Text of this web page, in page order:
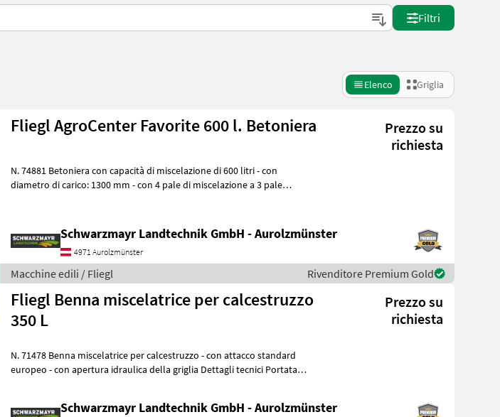
Filtri
Elenco Griglia
Fliegl AgroCenter Favorite 600 l. Betoniera
Prezzo su
richiesta
N. 74881 Betoniera con capacità di miscelazione di 600 litri - con
diametro di carico: 1300 mm - con 4 pale di miscelazione a 3 pale
Schwarzmayr Landtechnik GmbH - Aurolzmünster
4971 Aurolzmünster
Macchine edili / Fliegl Rivenditore Premium Gold
Fliegl Benna miscelatrice per calcestruzzo
350 L
Prezzo su
richiesta
N. 71478 Benna miscelatrice per calcestruzzo - con attacco standard
europeo - con apertura idraulica della griglia Dettagli tecnici Portata
Schwarzmayr Landtechnik GmbH - Aurolzmünster